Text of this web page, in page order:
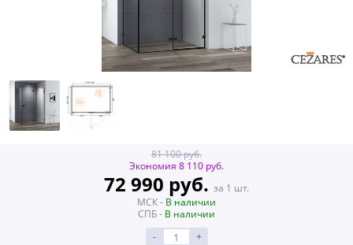
81 100 руб.
Экономия 8 110 руб.
72 990 руб. за 1 шт.
МСК - В наличии
СПБ - В наличии
-
+